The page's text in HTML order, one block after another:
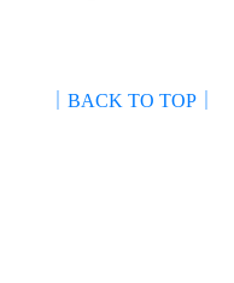
｜BACK TO TOP｜